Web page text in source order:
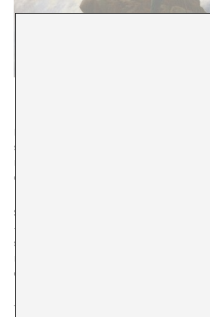
Ese cuerpo «capaz» nos muestra de
sus herramientas de dominación y se
norma implícita a través de la cual se
con el mundo.
Si imagináramos al viandante con un
—quizás con una prótesis, un bastón no
símbolo sino como necesidad, o en
no fuera e dominio visual sobre el
de la obra cambiaría radicalmente.
Tratando de subvertir esta lectura,